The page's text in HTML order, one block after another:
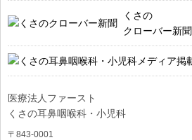
くさの
クローバー新聞
医療法人ファースト
くさの耳鼻咽喉科・小児科
〒843-0001